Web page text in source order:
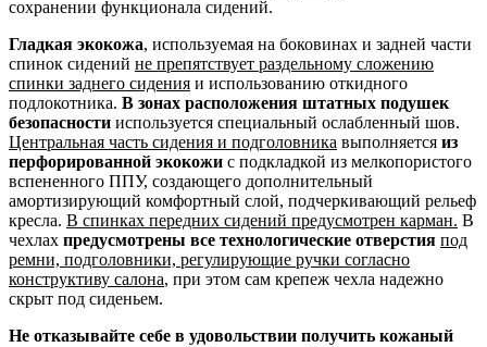
сохранении функционала сидений.
Гладкая экокожа, используемая на боковинах и задней части
спинок сидений не препятствует раздельному сложению
спинки заднего сидения и использованию откидного
подлокотника. В зонах расположения штатных подушек
безопасности используется специальный ослабленный шов.
Центральная часть сидения и подголовника выполняется из
перфорированной экокожи с подкладкой из мелкопористого
вспененного ППУ, создающего дополнительный
амортизирующий комфортный слой, подчеркивающий рельеф
кресла. В спинках передних сидений предусмотрен карман. В
чехлах предусмотрены все технологические отверстия под
ремни, подголовники, регулирующие ручки согласно
конструктиву салона, при этом сам крепеж чехла надежно
скрыт под сиденьем.
Не отказывайте себе в удовольствии получить кожаный